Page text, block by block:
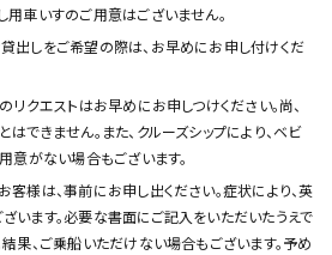
車いすのご用意はございません。
出しをご希望の際は、お早めにお申し付けくだ
クエストはお早めにお申しつけください。尚、
できません。また、クルーズシップにより、ベビ
意がない場合もございます。
様は、事前にお申し出ください。症状により、英
います。必要な書面にご記入をいただいたうえで
果、ご乗船いただけない場合もございます。予め